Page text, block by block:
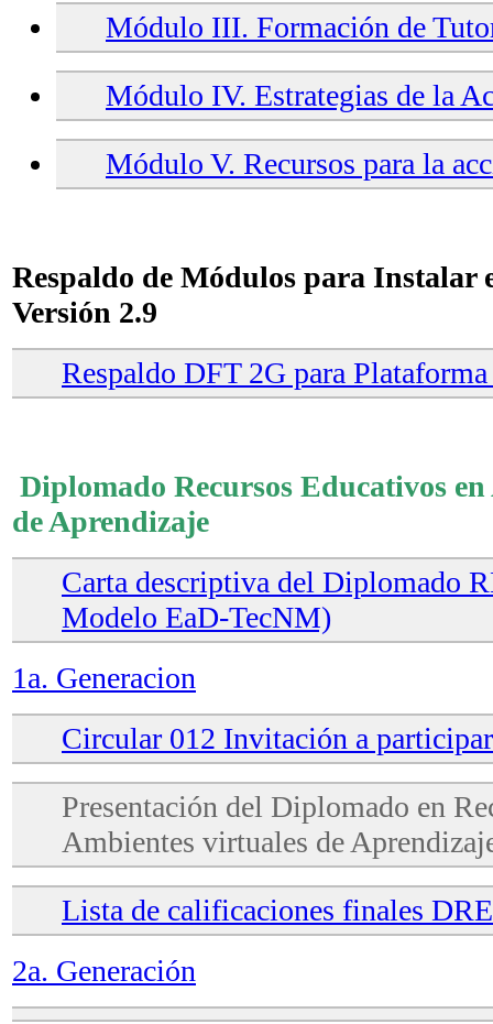
Módulo III. Formación de
Módulo IV. Estrategias de la
Módulo V. Recursos para la
Respaldo de Módulos para Instalar
Versión 2.9
Respaldo DFT 2G para
Diplomado Recursos Educativos
de Aprendizaje
Carta descriptiva del Diplomado
Modelo EaD-TecNM)
1a. Generacion
Circular 012 Invitación a
Presentación del Diplomado en
Ambientes virtuales de
Lista de calificaciones finales
2a. Generación